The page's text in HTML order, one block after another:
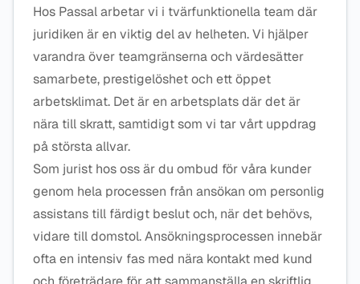
Hos Passal arbetar vi i tvärfunktionella team där
juridiken är en viktig del av helheten. Vi hjälper
varandra över teamgränserna och värdesätter
samarbete, prestigelöshet och ett öppet
arbetsklimat. Det är en arbetsplats där det är
nära till skratt, samtidigt som vi tar vårt uppdrag
på största allvar.
Som jurist hos oss är du ombud för våra kunder
genom hela processen från ansökan om personlig
assistans till färdigt beslut och, när det behövs,
vidare till domstol. Ansökningsprocessen innebär
ofta en intensiv fas med nära kontakt med kund